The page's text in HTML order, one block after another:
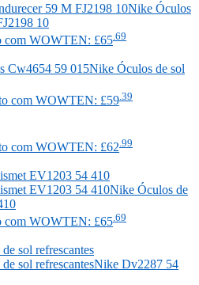
Nike Óculos
10
com WOWTEN: £65 .69
Nike Óculos de sol
com WOWTEN: £59.39
com WOWTEN: £62 .99
Nike Óculos de
com WOWTEN: £65 .69
Nike Dv2287 54